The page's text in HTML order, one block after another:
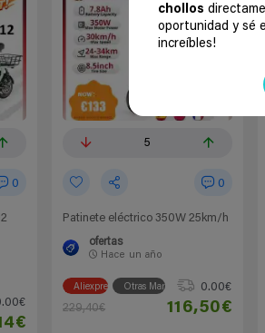
chollos
oportunidad y sé
increíbles!
0
5
0
Patinete eléctrico 350W 25km/h
ofertas
Hace un año
Aliexpress Otras Marcas
0.00€
229,40€
116,50€